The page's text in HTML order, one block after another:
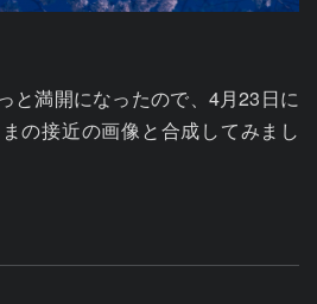
と満開になったので、4月23日に
の接近の画像と合成してみまし